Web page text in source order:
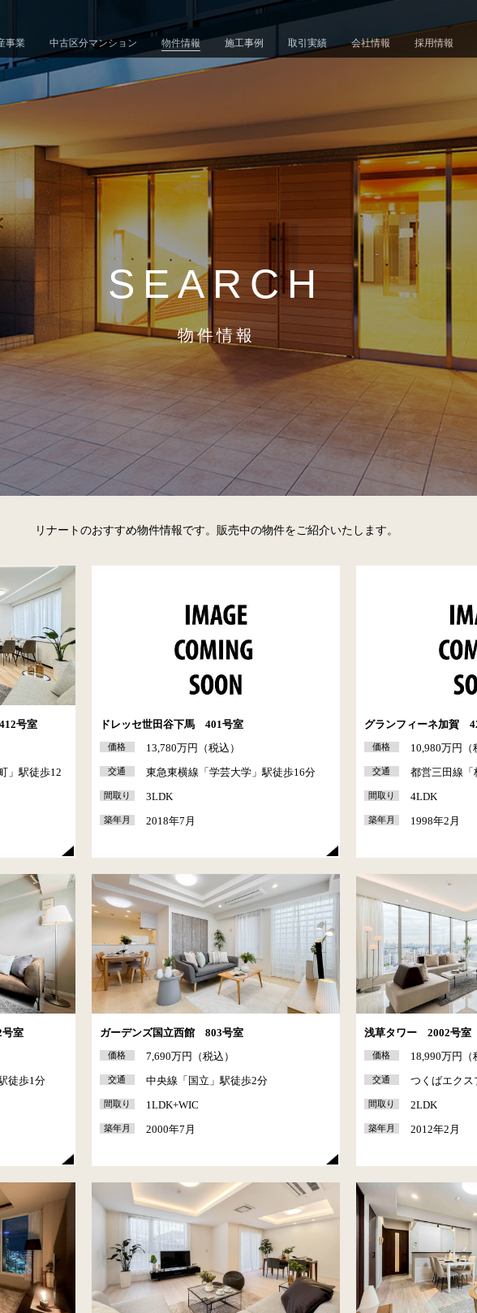
事業 中古区分マンション 物件情報 施工事例 取引実績 会社情報 採用情報
SEARCH
物件情報
リナートのおすすめ物件情報です。 販売中の物件をご紹介いたします。
号室
」駅徒歩12
ドレッセ世田谷下馬 401号室
価格 13,780万円（税込）
交通 東急東横線「学芸大学」駅徒歩16分
間取り 3LDK
築年月 2018年7月
グランフィーネ加賀
価格 10,980万円（
交通 都営三田線
間取り 4LDK
築年月 1998年2月
室
徒歩1分
ガーデンズ国立西館 803号室
価格 7,690万円（税込）
交通 中央線「国立」駅徒歩2分
間取り 1LDK+WIC
築年月 2000年7月
浅草タワー 2002号室
価格 18,990万円（
交通 つくばエク
間取り 2LDK
築年月 2012年2月